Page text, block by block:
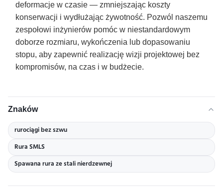
deformacje w czasie — zmniejszając koszty
konserwacji i wydłużając żywotność. Pozwól naszemu
zespołowi inżynierów pomóc w niestandardowym
doborze rozmiaru, wykończenia lub dopasowaniu
stopu, aby zapewnić realizację wizji projektowej bez
kompromisów, na czas i w budżecie.
Znaków
rurociągi bez szwu
Rura SMLS
Spawana rura ze stali nierdzewnej